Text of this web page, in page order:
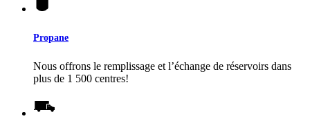
Propane
Nous offrons le remplissage et l’échange de réservoirs dans
plus de 1 500 centres!